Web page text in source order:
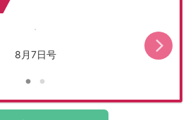
8月7日号